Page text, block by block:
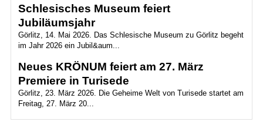
Schlesisches Museum feiert
Jubiläumsjahr
Görlitz, 14. Mai 2026. Das Schlesische Museum zu Görlitz begeht
im Jahr 2026 ein Jubil&aum...
Neues KRÖNUM feiert am 27. März
Premiere in Turisede
Görlitz, 23. März 2026. Die Geheime Welt von Turisede startet am
Freitag, 27. März 20...